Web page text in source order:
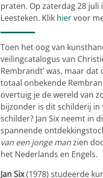
praten. Op zaterdag 28
Leesteken. Klik hiervoor
Toen het oog van
veilingcatalogus van
Rembrandt’ was, maar
totaal onbekende
overtuig je de wereld van
bijzonder is dit schilderij
schilder? Jan Six neemt in
spannende
van een jonge manzien
het Nederlands en Engels.
Jan Six(1978) studeerde